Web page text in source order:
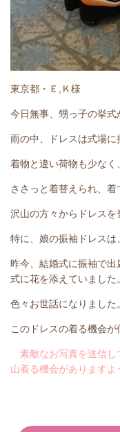
東京都・Ｅ,Ｋ様
今日無事、甥っ子の挙式
雨の中、ドレスは式場に
着物と違い荷物も少なく、
ささっと着替えられ、着
沢山の方々からドレスを
特に、娘の振袖ドレスは、
昨今、結婚式に振袖で
式に花を添えていました。
色々お世話になりました。
このドレスの着る機会が
素敵なお写真を送信し
山着る機会がありますよ